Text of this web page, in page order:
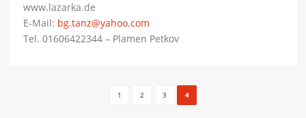
www.lazarka.de
E-Mail: bg.tanz@yahoo.com
Tel. 01606422344 – Plamen Petkov
1 2 3 4